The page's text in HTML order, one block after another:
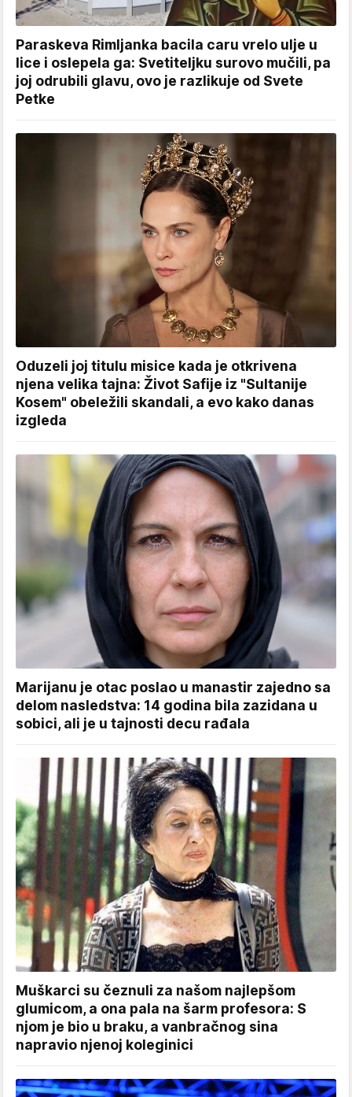
Paraskeva Rimljanka bacila caru vrelo ulje u
lice i oslepela ga: Svetiteljku surovo mučili, pa
joj odrubili glavu, ovo je razlikuje od Svete
Petke
Oduzeli joj titulu misice kada je otkrivena
njena velika tajna: Život Safije iz "Sultanije
Kosem" obeležili skandali, a evo kako danas
izgleda
Marijanu je otac poslao u manastir zajedno sa
delom nasledstva: 14 godina bila zazidana u
sobici, ali je u tajnosti decu rađala
Muškarci su čeznuli za našom najlepšom
glumicom, a ona pala na šarm profesora: S
njom je bio u braku, a vanbračnog sina
napravio njenoj koleginici